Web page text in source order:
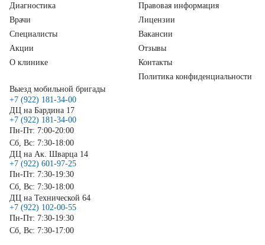
Диагностика
Врачи
Специалисты
Акции
О клинике
Правовая информация
Лицензии
Вакансии
Отзывы
Контакты
Политика конфиденциальности
Выезд мобильной бригады
+7 (922) 181-34-00
ДЦ на Бардина 17
+7 (922) 181-34-00
Пн-Пт: 7:00-20:00
Сб, Вс: 7:30-18:00
ДЦ на Ак. Шварца 14
+7 (922) 601-97-25
Пн-Пт: 7:30-19:30
Сб, Вс: 7:30-18:00
ДЦ на Технической 64
+7 (922) 102-00-55
Пн-Пт: 7:30-19:30
Сб, Вс: 7:30-17:00